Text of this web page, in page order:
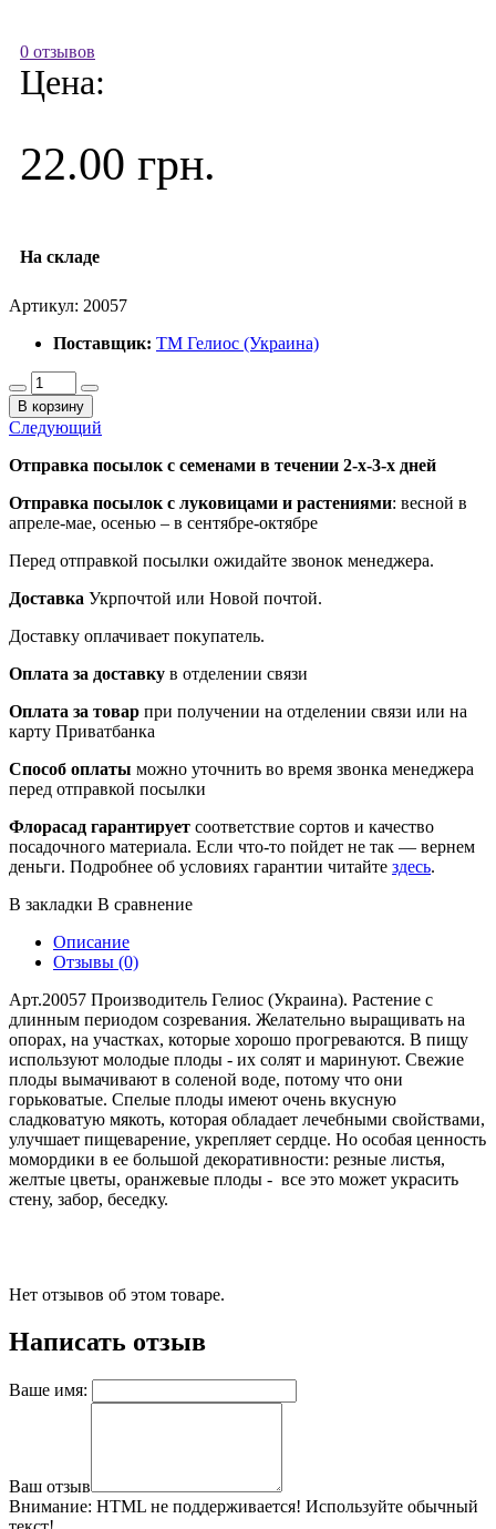
0 отзывов
Цена:
22.00 грн.
На складе
Артикул: 20057
Поставщик: ТМ Гелиос (Украина)
В корзину
Следующий
Отправка посылок с семенами в течении 2-х-3-х дней
Отправка посылок с луковицами и растениями: весной в
апреле-мае, осенью – в сентябре-октябре
Перед отправкой посылки ожидайте звонок менеджера.
Доставка Укрпочтой или Новой почтой.
Доставку оплачивает покупатель.
Оплата за доставку в отделении связи
Оплата за товар при получении на отделении связи или на
карту Приватбанка
Способ оплаты можно уточнить во время звонка менеджера
перед отправкой посылки
Флорасад гарантирует соответствие сортов и качество
посадочного материала. Если что-то пойдет не так — вернем
деньги. Подробнее об условиях гарантии читайте здесь.
В закладки В сравнение
Описание
Отзывы (0)
Арт.20057 Производитель Гелиос (Украина). Растение с
длинным периодом созревания. Желательно выращивать на
опорах, на участках, которые хорошо прогреваются. В пищу
используют молодые плоды - их солят и маринуют. Свежие
плоды вымачивают в соленой воде, потому что они
горьковатые. Спелые плоды имеют очень вкусную
сладковатую мякоть, которая обладает лечебными свойствами,
улучшает пищеварение, укрепляет сердце. Но особая ценность
момордики в ее большой декоративности: резные листья,
желтые цветы, оранжевые плоды - все это может украсить
стену, забор, беседку.
Нет отзывов об этом товаре.
Написать отзыв
Ваше имя:
Ваш отзыв
Внимание: HTML не поддерживается! Используйте обычный